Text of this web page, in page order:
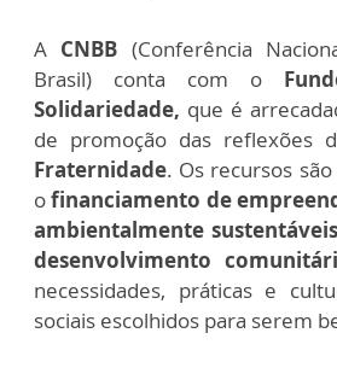
A CNBB (Conferência
Brasil) conta com o
Solidariedade, que é
de promoção das reflexões
Fraternidade. Os recursos
ofinanciamento de
ambientalmente sustentáveis
desenvolvimento
necessidades, práticas e
sociais escolhidos para serem